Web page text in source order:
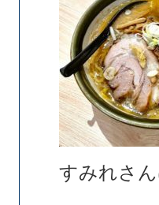
すみれさ